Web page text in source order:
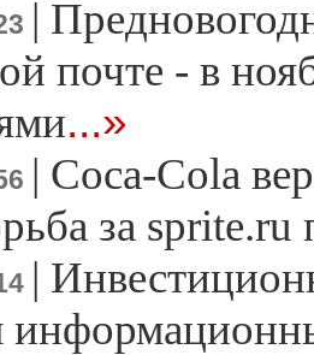
|
почте - в
...»
| Coca-Cola
за sprite.ru
|